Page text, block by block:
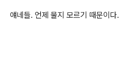
얘네들. 언제 물지 모르기 때문이다.